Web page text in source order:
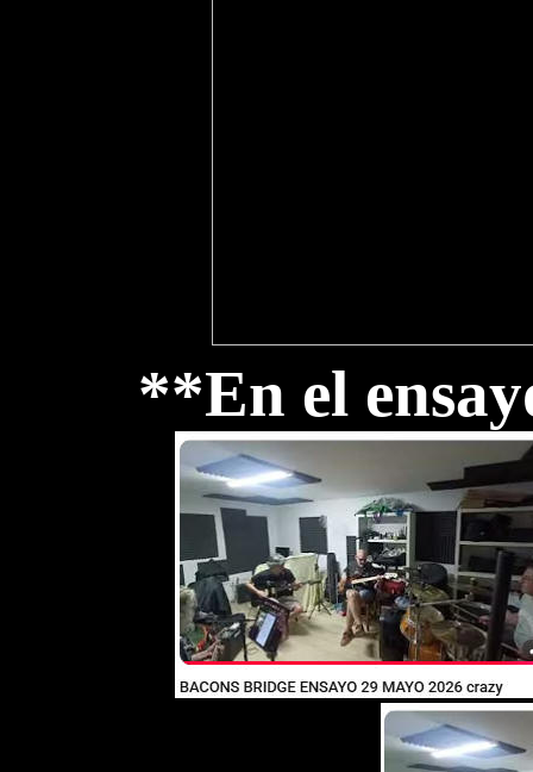
**En el